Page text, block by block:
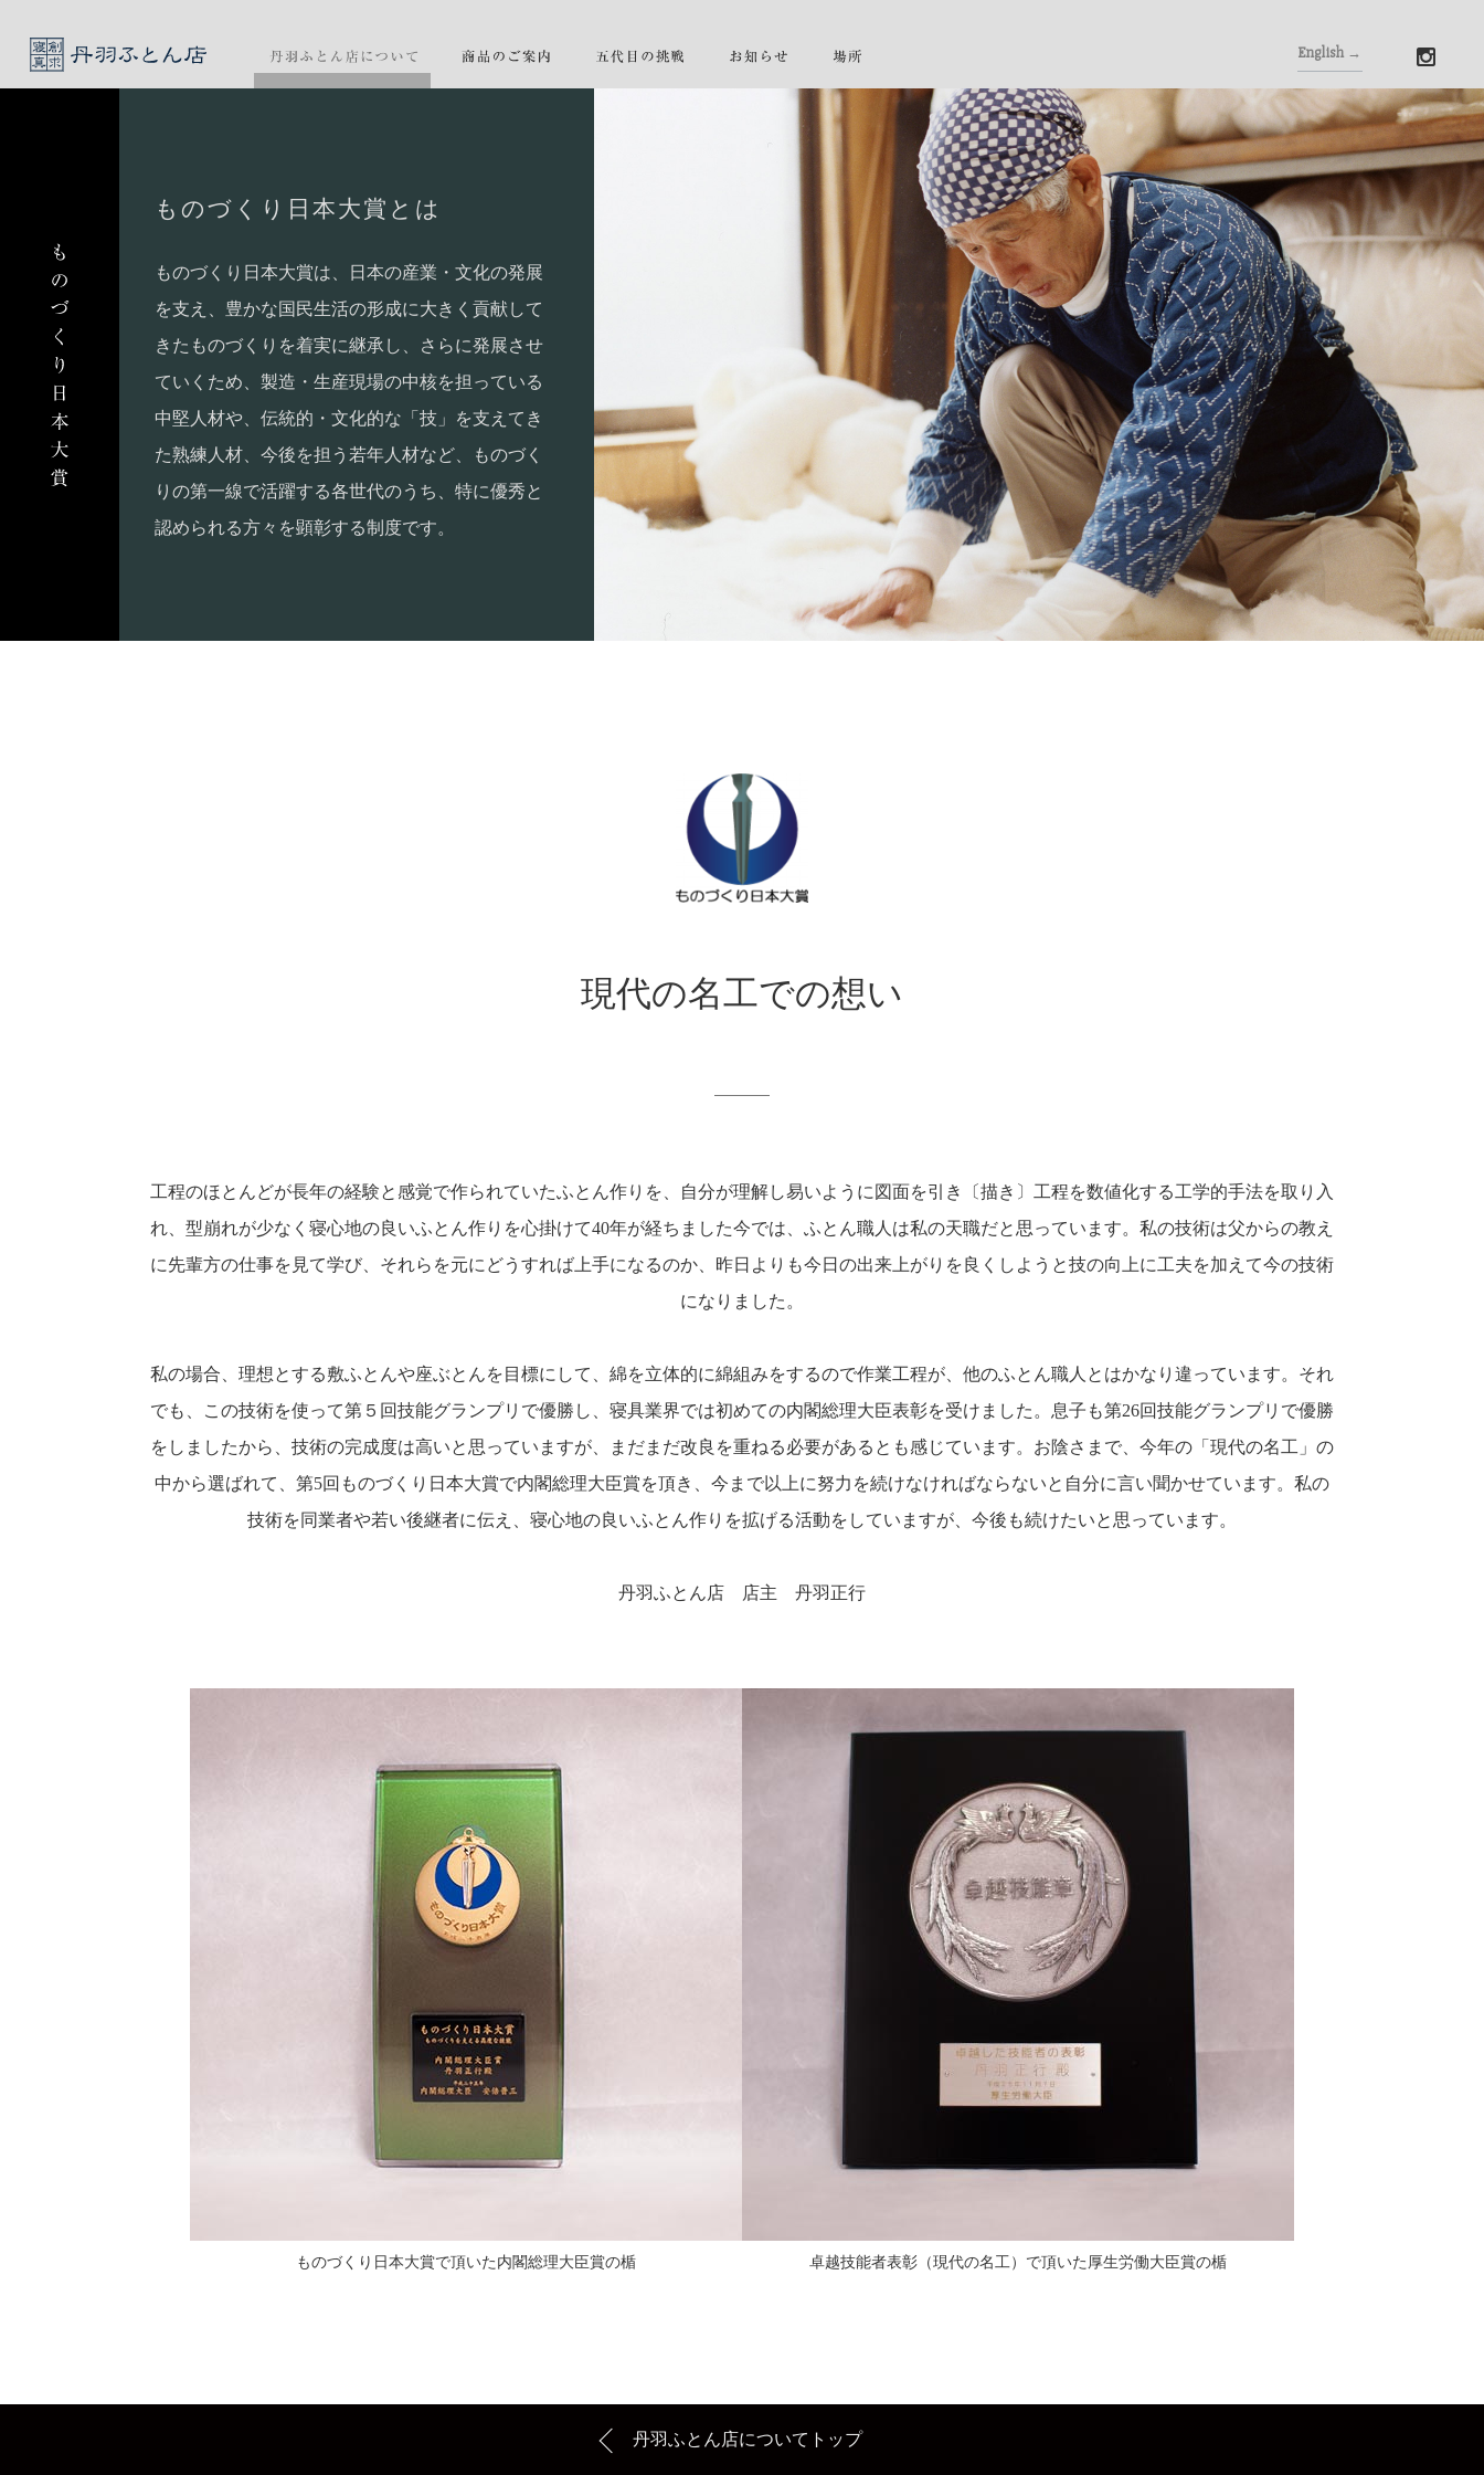
English →
ものづくり日本大賞とは
ものづくり日本大賞は、日本の産業・文化の発展
を支え、豊かな国民生活の形成に大きく貢献して
きたものづくりを着実に継承し、さらに発展させ
ていくため、製造・生産現場の中核を担っている
中堅人材や、伝統的・文化的な「技」を支えてき
た熟練人材、今後を担う若年人材など、ものづく
りの第一線で活躍する各世代のうち、特に優秀と
認められる方々を顕彰する制度です。
現代の名工での想い
工程のほとんどが長年の経験と感覚で作られていたふとん作りを、自分が理解し易いように図面を引き〔描き〕工程を数値化する工学的手法を取り入
れ、 型崩れが少なく寝心地の良いふとん作りを心掛けて40年が経ちました今では、ふとん職人は私の天職だと思っています。 私の技術は父からの教え
に先輩方の仕事を見て学び、それらを元にどうすれば上手になるのか、 昨日よりも今日の出来上がりを良くしようと技の向上に工夫を加えて今の技術
になりました。
私の場合、理想とする敷ふとんや座ぶとんを目標にして、綿を立体的に綿組みをするので作業工程が、他のふとん職人とはかなり違っています。 それ
でも、この技術を使って第５回技能グランプリで優勝し、寝具業界では初めての内閣総理大臣表彰を受けました。 息子も第26回技能グランプリで優勝
をしましたから、技術の完成度は高いと思っていますが、まだまだ改良を重ねる必要があるとも感じています。 お陰さまで、今年の「現代の名工」の
中から選ばれて、第5回ものづくり日本大賞で内閣総理大臣賞を頂き、今まで以上に努力を続けなければならないと自分に言い聞かせています。 私の
技術を同業者や若い後継者に伝え、寝心地の良いふとん作りを拡げる活動をしていますが、今後も続けたいと思っています。
丹羽ふとん店 店主 丹羽正行
ものづくり日本大賞で頂いた内閣総理大臣賞の楯 卓越技能者表彰（現代の名工）で頂いた厚生労働大臣賞の楯
丹羽ふとん店についてトップ